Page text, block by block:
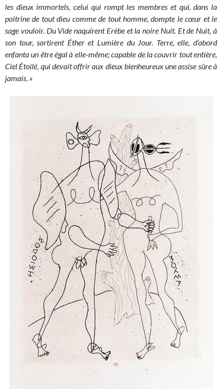
les dieux immortels, celui qui rompt les membres et qui, dans la
poitrine de tout dieu comme de tout homme, dompte le cœur et le
sage vouloir. Du Vide naquirent Erèbe et la noire Nuit. Et de Nuit, à
son tour, sortirent Éther et Lumière du Jour. Terre, elle, d’abord
enfanta un être égal à elle-même; capable de la couvrir tout entière,
Ciel Étoilé, qui devait offrir aux dieux bienheureux une assise sûre à
jamais. »